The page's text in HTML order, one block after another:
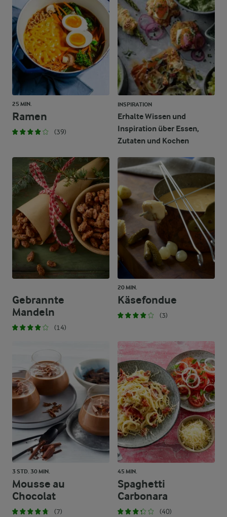
25 MIN.
Ramen
(39)
INSPIRATION
Erhalte Wissen und
Inspiration über Essen,
Zutaten und Kochen
Gebrannte
Mandeln
(14)
20 MIN.
Käsefondue
(3)
3 STD. 30 MIN.
Mousse au
Chocolat
(7)
45 MIN.
Spaghetti
Carbonara
(40)